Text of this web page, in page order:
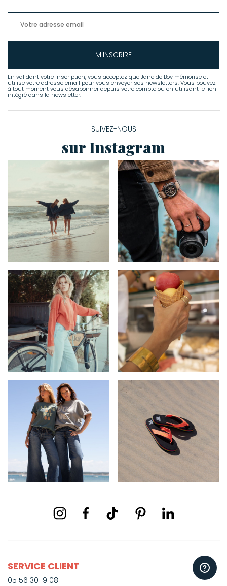
M'INSCRIRE
En validant votre inscription, vous acceptez que Jane de Boy mémorise et
utilise votre adresse email pour vous envoyer ses newsletters. Vous pouvez
à tout moment vous désabonner depuis votre compte ou en utilisant le lien
intégré dans la newsletter.
SUIVEZ-NOUS
sur Instagram
SERVICE CLIENT
05 56 30 19 08